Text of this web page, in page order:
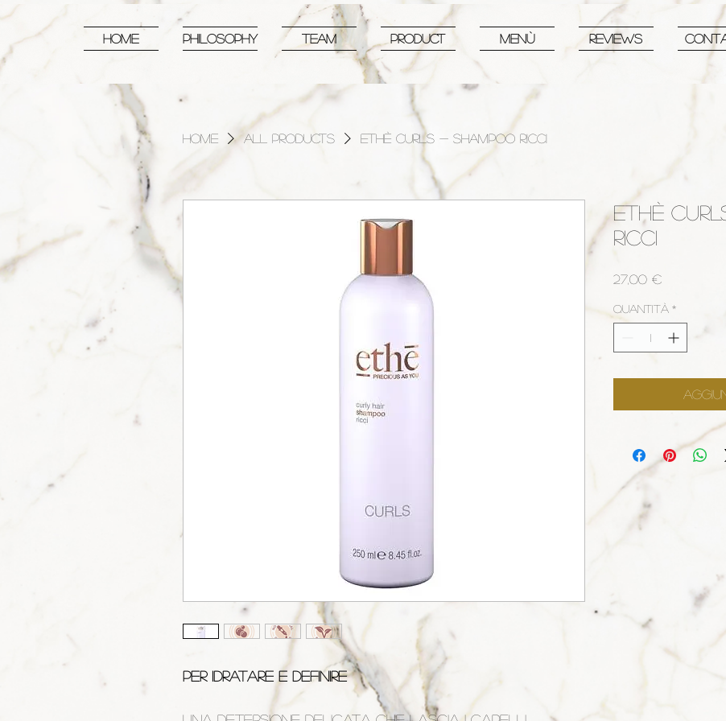
HOME PHILOSOPHY TEAM PRODUCT MENù REVIEWS
Home All Products ETHÈ CURLS - SHAMPOO RICCI
PER IDRATARE E DEFINIRE
ETHÈ
RICCI
27,00 €Prezzo
Quantità *